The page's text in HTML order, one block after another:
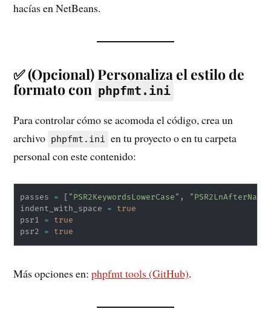
hacías en NetBeans.
✅ (Opcional) Personaliza el estilo de
formato con phpfmt.ini
Para controlar cómo se acomoda el código, crea un
archivo phpfmt.ini en tu proyecto o en tu carpeta
personal con este contenido:
passes = [ "PSR2KeywordsLowerCase" ,
indent_with_space =
true
psr1 =
true
psr2 = true
Más opciones en:phpfmt tools (GitHub).